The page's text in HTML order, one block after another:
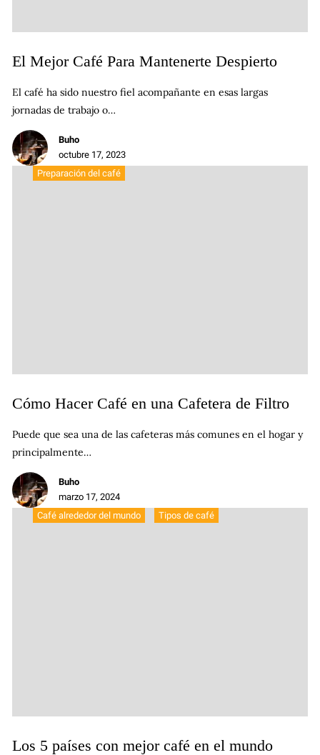
El Mejor Café Para Mantenerte Despierto
El café ha sido nuestro fiel acompañante en esas largas
jornadas de trabajo o…
Buho
octubre 17, 2023
Preparación del café
Cómo Hacer Café en una Cafetera de Filtro
Puede que sea una de las cafeteras más comunes en el hogar y
principalmente…
Buho
marzo 17, 2024
Café alrededor del mundo
Tipos de café
Los 5 países con mejor café en el mundo